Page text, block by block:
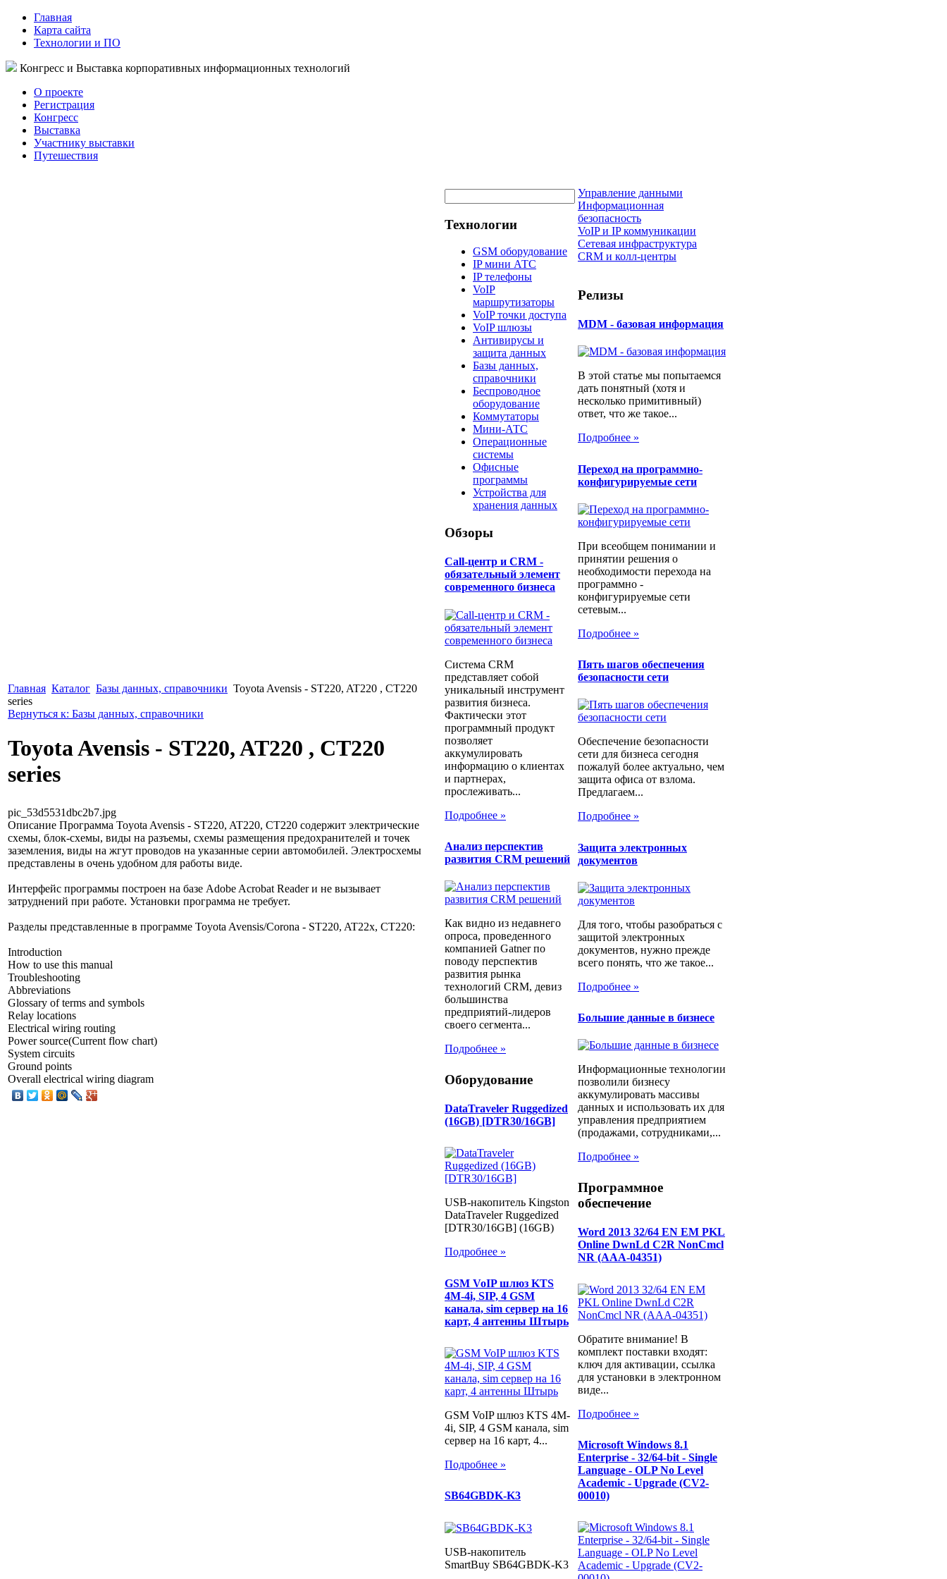
Главная
Карта сайта
Технологии и ПО
Конгресс и Выставка корпоративных информационных технологий
О проекте
Регистрация
Конгресс
Выставка
Участнику выставки
Путешествия
Главная Каталог Базы данных, справочники Toyota Avensis - ST220, AT220 , CT220
series
Вернуться к: Базы данных, справочники
Toyota Avensis - ST220, AT220 , CT220
series
pic_53d5531dbc2b7.jpg
Описание Программа Toyota Avensis - ST220, AT220, CT220 содержит электрические
схемы, блок-схемы, виды на разъемы, схемы размещения предохранителей и точек
заземления, виды на жгут проводов на указанные серии автомобилей. Электросхемы
представлены в очень удобном для работы виде.
Интерфейс программы построен на базе Adobe Acrobat Reader и не вызывает
затруднений при работе. Установки программа не требует.
Разделы представленные в программе Toyota Avensis/Corona - ST220, AT22x, CT220:
Introduction
How to use this manual
Troubleshooting
Abbreviations
Glossary of terms and symbols
Relay locations
Electrical wiring routing
Power source(Current flow chart)
System circuits
Ground points
Overall electrical wiring diagram
Технологии
GSM оборудование
IP мини АТС
IP телефоны
VoIP
маршрутизаторы
VoIP точки доступа
VoIP шлюзы
Антивирусы и
защита данных
Базы данных,
справочники
Беспроводное
оборудование
Коммутаторы
Мини-АТС
Операционные
системы
Офисные
программы
Устройства для
хранения данных
Обзоры
Call-центр и CRM -
обязательный элемент
современного бизнеса
Система CRM
представляет собой
уникальный инструмент
развития бизнеса.
Фактически этот
программный продукт
позволяет
аккумулировать
информацию о клиентах
и партнерах,
прослеживать...
Подробнее »
Анализ перспектив
развития CRM решений
Как видно из недавнего
опроса, проведенного
компанией Gatner по
поводу перспектив
развития рынка
технологий CRM, девиз
большинства
предприятий-лидеров
своего сегмента...
Подробнее »
Оборудование
DataTraveler Ruggedized
(16GB) [DTR30/16GB]
USB-накопитель Kingston
DataTraveler Ruggedized
[DTR30/16GB] (16GB)
Подробнее »
GSM VoIP шлюз KTS
4M-4i, SIP, 4 GSM
канала, sim сервер на 16
карт, 4 антенны Штырь
GSM VoIP шлюз KTS 4M-
4i, SIP, 4 GSM канала, sim
сервер на 16 карт, 4...
Подробнее »
SB64GBDK-K3
USB-накопитель
SmartBuy SB64GBDK-K3
Управление данными
Информационная
безопасность
VoIP и IP коммуникации
Сетевая инфраструктура
CRM и колл-центры
Релизы
MDM - базовая информация
В этой статье мы попытаемся
дать понятный (хотя и
несколько примитивный)
ответ, что же такое...
Подробнее »
Переход на программно-
конфигурируемые сети
При всеобщем понимании и
принятии решения о
необходимости перехода на
программно -
конфигурируемые сети
сетевым...
Подробнее »
Пять шагов обеспечения
безопасности сети
Обеспечение безопасности
сети для бизнеса сегодня
пожалуй более актуально, чем
защита офиса от взлома.
Предлагаем...
Подробнее »
Защита электронных
документов
Для того, чтобы разобраться с
защитой электронных
документов, нужно прежде
всего понять, что же такое...
Подробнее »
Большие данные в бизнесе
Информационные технологии
позволили бизнесу
аккумулировать массивы
данных и использовать их для
управления предприятием
(продажами, сотрудниками,...
Подробнее »
Программное
обеспечение
Word 2013 32/64 EN EM PKL
Online DwnLd C2R NonCmcl
NR (AAA-04351)
Обратите внимание! В
комплект поставки входят:
ключ для активации, ссылка
для установки в электронном
виде...
Подробнее »
Microsoft Windows 8.1
Enterprise - 32/64-bit - Single
Language - OLP No Level
Academic - Upgrade (CV2-
00010)